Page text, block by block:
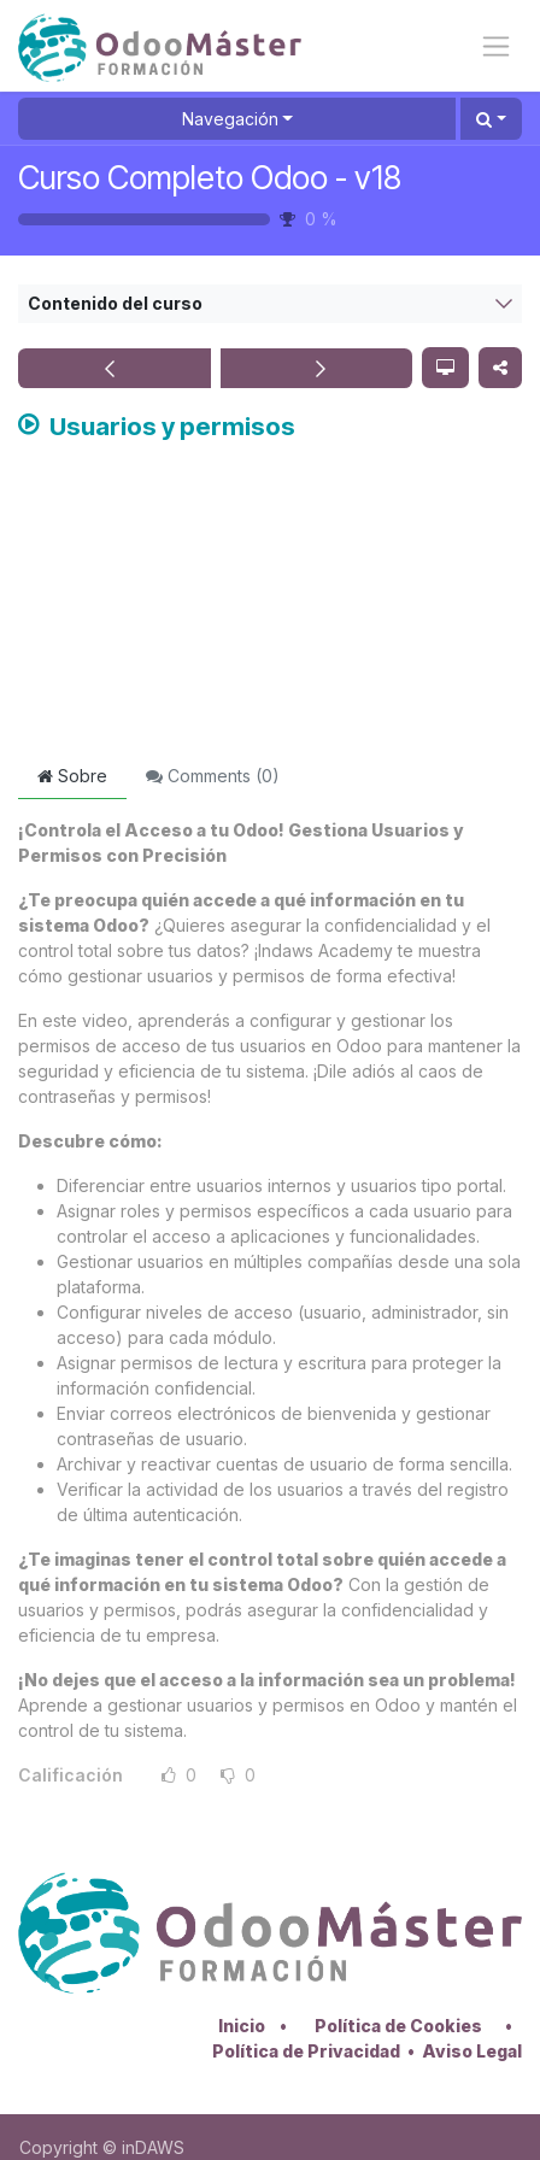
Ir al contenido
Navegación
Curso Completo Odoo - v18
0 %
Contenido del curso
Usuarios y permisos
Sobre Comments (0)
¡Controla el Acceso a tu Odoo! Gestiona Usuarios y
Permisos con Precisión
¿Te preocupa quién accede a qué información en tu
sistema Odoo? ¿Quieres asegurar la confidencialidad y el
control total sobre tus datos? ¡Indaws Academy te muestra
cómo gestionar usuarios y permisos de forma efectiva!
En este video, aprenderás a configurar y gestionar los
permisos de acceso de tus usuarios en Odoo para mantener la
seguridad y eficiencia de tu sistema. ¡Dile adiós al caos de
contraseñas y permisos!
Descubre cómo:
Diferenciar entre usuarios internos y usuarios tipo portal.
Asignar roles y permisos específicos a cada usuario para
controlar el acceso a aplicaciones y funcionalidades.
Gestionar usuarios en múltiples compañías desde una sola
plataforma.
Configurar niveles de acceso (usuario, administrador, sin
acceso) para cada módulo.
Asignar permisos de lectura y escritura para proteger la
información confidencial.
Enviar correos electrónicos de bienvenida y gestionar
contraseñas de usuario.
Archivar y reactivar cuentas de usuario de forma sencilla.
Verificar la actividad de los usuarios a través del registro
de última autenticación.
¿Te imaginas tener el control total sobre quién accede a
qué información en tu sistema Odoo? Con la gestión de
usuarios y permisos, podrás asegurar la confidencialidad y
eficiencia de tu empresa.
¡No dejes que el acceso a la información sea un problema!
Aprende a gestionar usuarios y permisos en Odoo y mantén el
control de tu sistema.
Calificación 0 0
Inicio • Política de Cookies
•
Política de Privacidad • Aviso Legal
Copyright © inDAWS